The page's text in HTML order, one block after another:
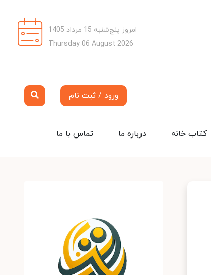
امروز پنج‌شنبه 15 مرداد 1405
Thursday 06 August 2026
ورود / ثبت نام
تماس با ما درباره ما کتاب خانه